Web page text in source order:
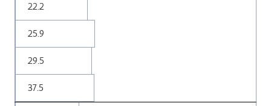
22.2
25.9
29.5
37.5